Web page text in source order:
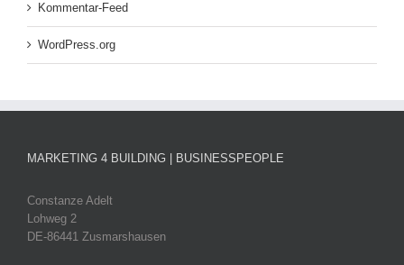
Kommentar-Feed
WordPress.org
MARKETING 4 BUILDING | BUSINESSPEOPLE
Constanze Adelt
Lohweg 2
DE-86441 Zusmarshausen